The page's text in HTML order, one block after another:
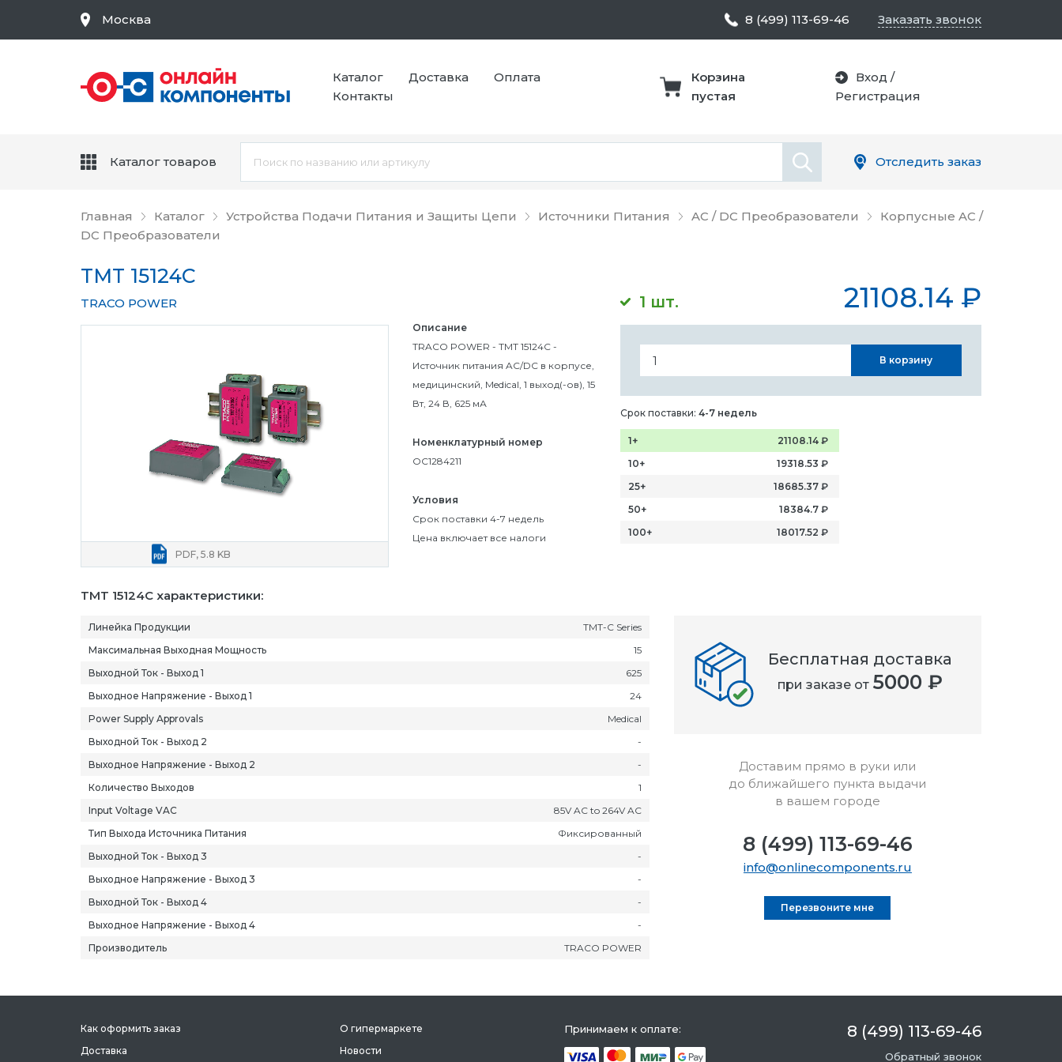
Главная Каталог Устройства Подачи Питания и Защиты Цепи Источники Питания AC / DC Преобразователи
Корпусные AC /
DC Преобразователи
TMT 15124C
TRACO POWER 1 шт. 21108.14 ₽
PDF, 5.8 KB
Описание
TRACO POWER - TMT 15124C -
Источник питания AC/DC в корпусе,
медицинский, Medical, 1 выход(-ов), 15
Вт, 24 В, 625 мА
Номенклатурный номер
OC1284211
Условия
Срок поставки 4-7 недель
Цена включает все налоги
В корзину
Срок поставки: 4-7 недель
1+ 21108.14₽
10+
19318.53 ₽
25+
18685.37₽
50+
18384.7₽
100+
18017.52 ₽
TMT 15124C характеристики:
Линейка Продукции
TMT-C Series
Максимальная Выходная Мощность
15
Выходной Ток - Выход 1
625
Выходное Напряжение - Выход 1
24
Power Supply Approvals
Medical
Выходной Ток - Выход 2
-
Выходное Напряжение - Выход 2
-
Количество Выходов
1
Input Voltage VAC
85V AC to 264V AC
Тип Выхода Источника Питания
Фиксированный
Выходной Ток - Выход 3
-
Выходное Напряжение - Выход 3
-
Выходной Ток - Выход 4
-
Выходное Напряжение - Выход 4
-
Производитель
TRACO POWER
Бесплатная доставка
при заказе от 5000 ₽
Доставим прямо в руки или
до ближайшего пункта выдачи
в вашем городе
8 (499) 113-69-46
info@onlinecomponents.ru
Перезвоните мне
Москва 8 (499) 113-69-46 Заказать звонок
Каталог Доставка
Оплата
Контакты
Корзина
пустая
Вход /
Регистрация
Каталог товаров Отследить заказ
Как оформить заказ
Доставка
О гипермаркете
Новости
Принимаем к оплате: 8 (499) 113-69-46
Обратный звонок